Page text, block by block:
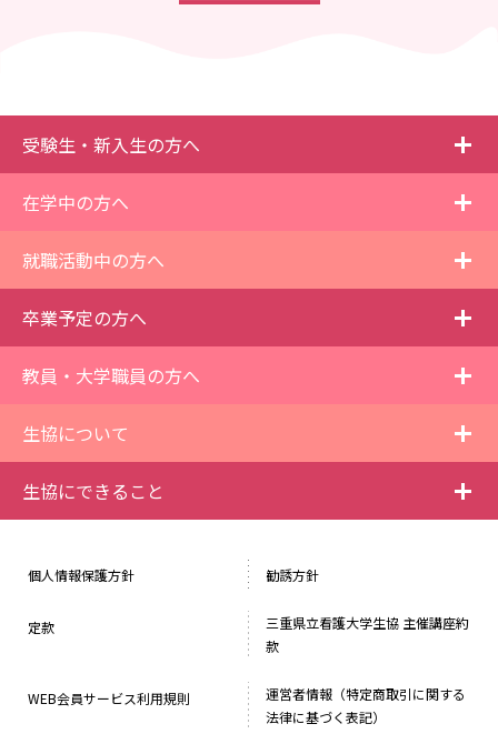
受験生・新入生の方へ
在学中の方へ
就職活動中の方へ
卒業予定の方へ
教員・大学職員の方へ
生協について
生協にできること
個人情報保護方針 勧誘方針
定款
三重県立看護大学生協 主催講座約
款
WEB会員サービス利用規則
運営者情報（特定商取引に関する
法律に基づく表記）